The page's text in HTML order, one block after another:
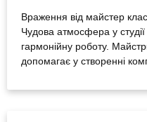
Враження від майстер
Чудова атмосфера у
гармонійну роботу.
допомагає у створенні